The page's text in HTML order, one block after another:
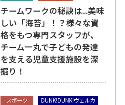
チームワークの秘訣は...美味
しい「海苔」！？様々な資
格をもつ専門スタッフが、
チーム一丸で子どもの発達
を支える児童支援施設を深
掘り！
スポーツ DUNK!DUNK!ヴェルカ